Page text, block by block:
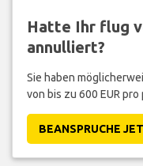
Hatte Ihr flug
annulliert?
Sie haben
von bis zu 600 EUR
BEANSPRUCHE